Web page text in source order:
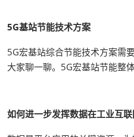
5G基站节能技术方案
5G宏基站综合节能技术方案需
大家聊一聊。5G宏基站节能整
如何进一步发挥数据在工业互